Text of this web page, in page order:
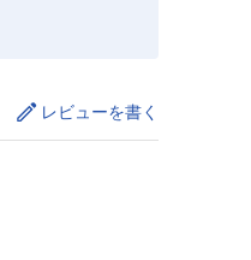
レビューを書く